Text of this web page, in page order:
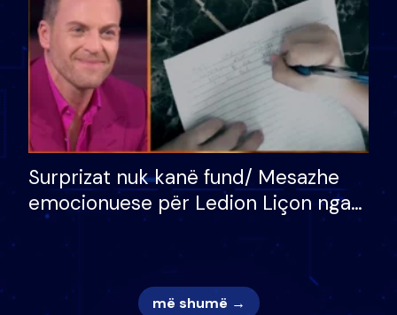
Surprizat nuk kanë fund/ Mesazhe
emocionuese për Ledion Liçon nga
nëna dhe fëmijët e tij, moderatori
nuk i mban dot lotët: Nuk meritoj…
më shumë →